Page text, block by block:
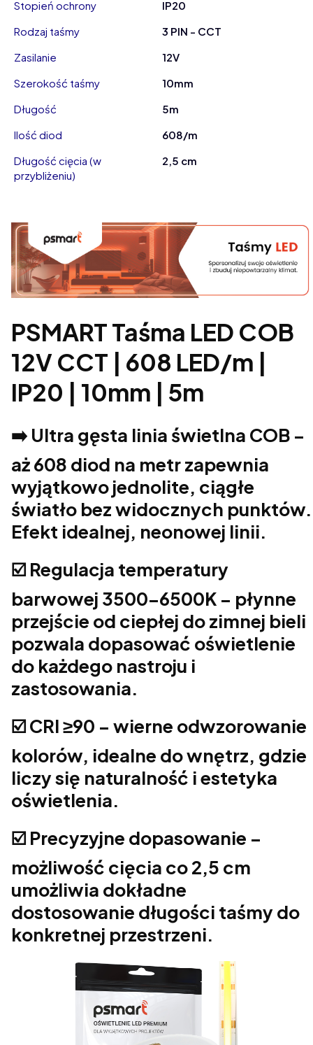
Stopień ochrony
IP20
Rodzaj taśmy
3 PIN - CCT
Zasilanie
12V
Szerokość taśmy
10mm
Długość
5m
Ilość diod
608/m
Długość cięcia (w
przybliżeniu)
2,5 cm
PSMART Taśma LED COB
12V CCT | 608 LED/m |
IP20 | 10mm | 5m
➡️ Ultra gęsta linia świetlna COB –
aż 608 diod na metr zapewnia
wyjątkowo jednolite, ciągłe
światło bez widocznych punktów.
Efekt idealnej, neonowej linii.
☑️ Regulacja temperatury
barwowej 3500–6500K – płynne
przejście od ciepłej do zimnej bieli
pozwala dopasować oświetlenie
do każdego nastroju i
zastosowania.
☑️ CRI ≥90 – wierne odwzorowanie
kolorów, idealne do wnętrz, gdzie
liczy się naturalność i estetyka
oświetlenia.
☑️ Precyzyjne dopasowanie –
możliwość cięcia co 2,5 cm
umożliwia dokładne
dostosowanie długości taśmy do
konkretnej przestrzeni.